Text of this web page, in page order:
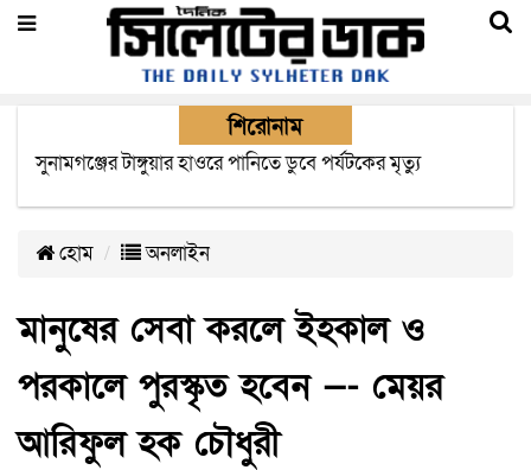
শিরোনাম
সিলেটে যাত্রীবাহী দুই বাসের সংঘর্ষে নিহত বেড়ে ৯
হোম অনলাইন
মানুষের সেবা করলে ইহকাল ও
পরকালে পুরস্কৃত হবেন —- মেয়র
আরিফুল হক চৌধুরী